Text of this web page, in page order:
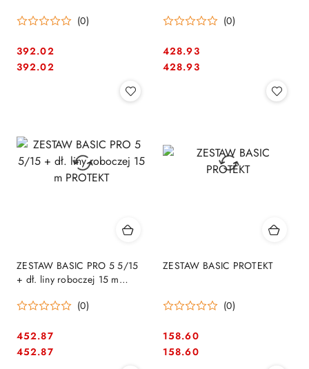
(0)
Cena:
392.02
Cena:
392.02
(0)
Cena:
428.93
Cena:
428.93
ZESTAW BASIC PRO 5 5/15
+ dł. liny roboczej 15 m
(0)
Cena:
452.87
Cena:
452.87
ZESTAW BASIC PROTEKT
(0)
Cena:
158.60
Cena:
158.60